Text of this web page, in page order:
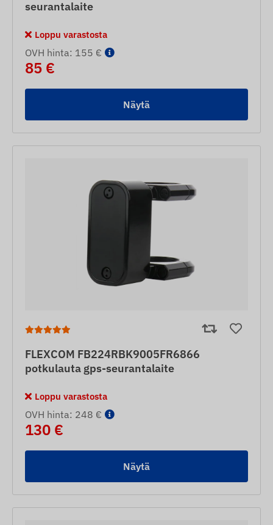
seurantalaite
Loppu varastosta
OVH hinta: 155 €
85 €
Näytä
FLEXCOM FB224RBK9005FR6866
potkulauta gps-seurantalaite
Loppu varastosta
OVH hinta: 248 €
130 €
Näytä